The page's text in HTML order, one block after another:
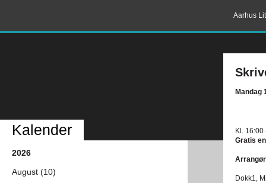
Aarhus
Mandag
Kl. 16:00
Gratis
Dokk1,
Kalender
2026
August (10)